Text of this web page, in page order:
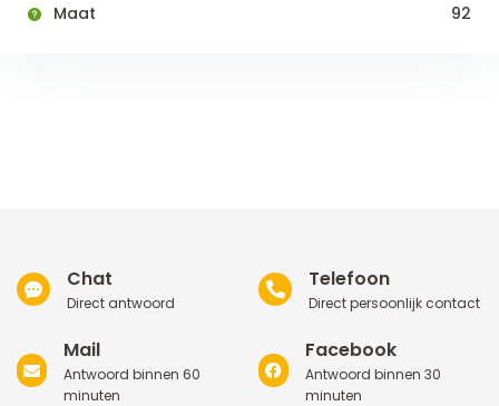
Maat 92
Chat
Direct antwoord
Telefoon
Direct persoonlijk contact
Mail
Antwoord binnen 60
minuten
Facebook
Antwoord binnen 30
minuten